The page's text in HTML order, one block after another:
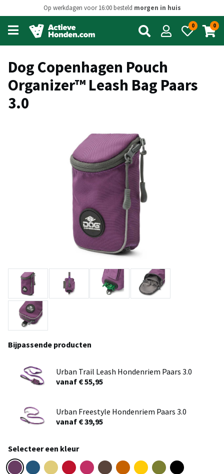
Op werkdagen voor 16:00 besteld morgen in huis
Open
main
menu
0 0
Dog Copenhagen Pouch
Organizer™ Leash Bag Paars
3.0
Bijpassende producten
Urban Trail Leash Hondenriem Paars 3.0
vanaf € 55,95
Urban Freestyle Hondenriem Paars 3.0
vanaf € 39,95
Selecteer een kleur